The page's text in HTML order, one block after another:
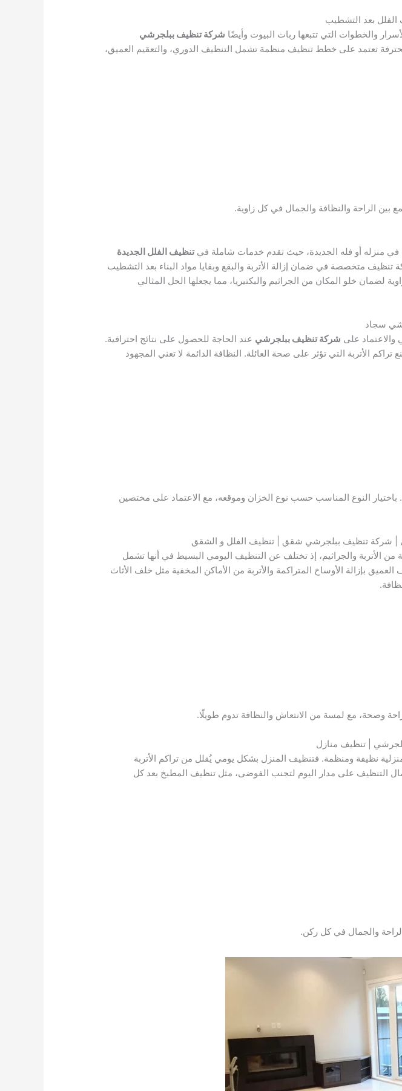
بعد التشطيب
والخطوات التي تتبعها ربات البيوت وأيضًا شركة تنظيف ببلجرشي
تعتمد على خطط تنظيف منظمة تشمل التنظيف الدوري، والتعقيم العميق،
بين الراحة والنظافة والجمال في كل زاوية.
في منزله أو فله الجديدة، حيث تقدم خدمات شاملة فيتنظيف الفلل الجديدة
متخصصة في ضمان إزالة الأتربة والبقع وبقايا مواد البناء بعد التشطيب
لضمان خلو المكان من الجراثيم والبكتيريا، مما يجعلها الحل المثالي
سجاد
على شركة تنظيف ببلجرشي عند الحاجة للحصول على نتائج احترافية.
تراكم الأتربة التي تؤثر على صحة العائلة. النظافة الدائمة لا تعني المجهود
النوع المناسب حسب نوع الخزان وموقعه، مع الاعتماد على مختصين
| شركة تنظيف ببلجرشي شقق | تنظيف الفلل و الشقق
الأتربة والجراثيم، إذ تختلف عن التنظيف اليومي البسيط في أنها تشمل
العميق بإزالة الأوساخ المتراكمة والأتربة من الأماكن المخفية مثل خلف الأثاث
راحة وصحة، مع لمسة من الانتعاش والنظافة تدوم طويلًا.
| تنظيف منازل
نظيفة ومنظمة. فتنظيف المنزل بشكل يومي يُقلل من تراكم الأتربة
التنظيف على مدار اليوم لتجنب الفوضى، مثل تنظيف المطبخ بعد كل
والجمال في كل ركن.